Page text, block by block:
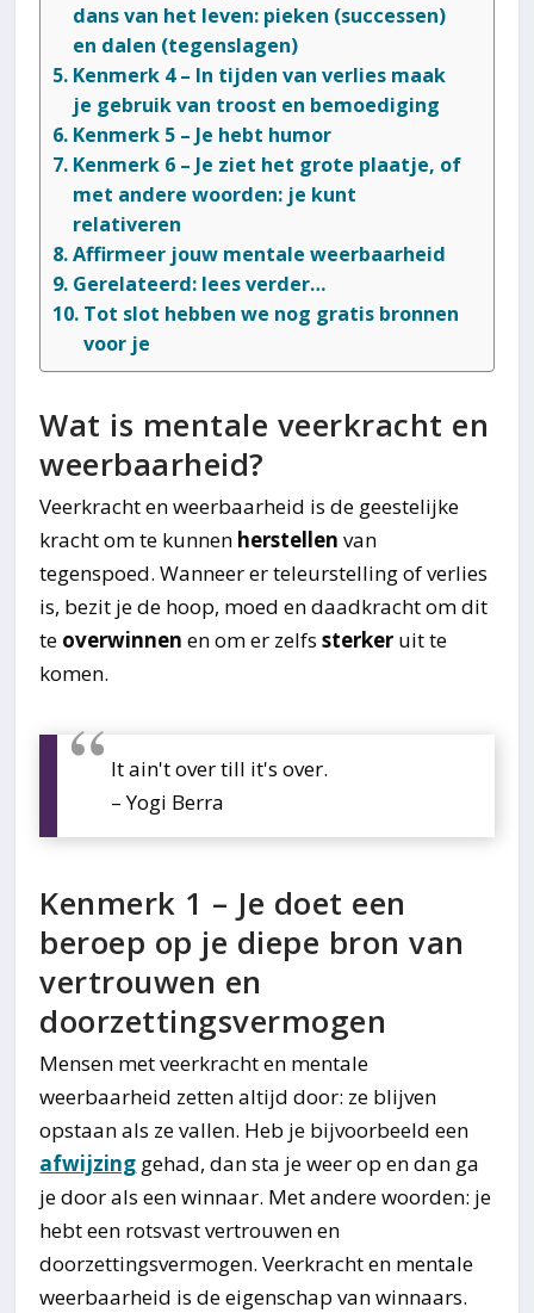
dans van het leven: pieken (successen)
en dalen (tegenslagen)
Kenmerk 4 – In tijden van verlies maak
je gebruik van troost en bemoediging
Kenmerk 5 – Je hebt humor
Kenmerk 6 – Je ziet het grote plaatje, of
met andere woorden: je kunt
relativeren
Affirmeer jouw mentale weerbaarheid
Gerelateerd: lees verder…
Tot slot hebben we nog gratis bronnen
voor je
Wat is mentale veerkracht en
weerbaarheid?
Veerkracht en weerbaarheid is de geestelijke
kracht om te kunnen herstellen van
tegenspoed. Wanneer er teleurstelling of verlies
is, bezit je de hoop, moed en daadkracht om dit
te overwinnen en om er zelfssterker uit te
komen.
It ain't over till it's over.
– Yogi Berra
Kenmerk 1 – Je doet een
beroep op je diepe bron van
vertrouwen en
doorzettingsvermogen
Mensen met veerkracht en mentale
weerbaarheid zetten altijd door: ze blijven
opstaan als ze vallen. Heb je bijvoorbeeld een
afwijzing gehad, dan sta je weer op en dan ga
je door als een winnaar. Met andere woorden: je
hebt een rotsvast vertrouwen en
doorzettingsvermogen. Veerkracht en mentale
weerbaarheid is de eigenschap van winnaars.